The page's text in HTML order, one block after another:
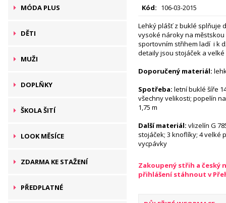
MÓDA PLUS
DĚTI
MUŽI
DOPLŇKY
ŠKOLA ŠITÍ
LOOK MĚSÍCE
ZDARMA KE STAŽENÍ
PŘEDPLATNÉ
Kód: 106-03-2015
Lehký plášť z buklé splňuje
vysoké nároky na
sportovním střihem ladí i k
detaily jsou stojáček a
Doporučený materiál:
Spotřeba: letní buklé šíře
všechny velikosti; popelín
1,75 m
Další materiál: vlizelín G
stojáček; 3 knoflíky; 4 velké
vycpávky
Zakoupený střih a český
přihlášení stáhnout v